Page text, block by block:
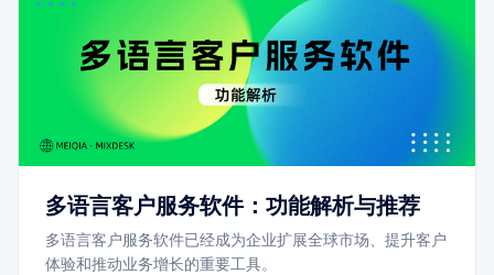
多语言客户服务软件：功能解析与推荐
多语言客户服务软件已经成为企业扩展全球市场、提升客户
体验和推动业务增长的重要工具。